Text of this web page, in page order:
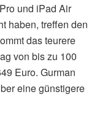
und iPad Air
haben, treffen den
das teurere
von bis zu 100
Euro. Gurman
eine günstigere